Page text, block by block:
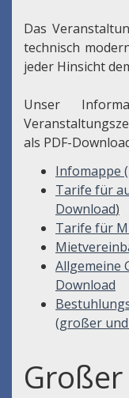
Das
technisch
jeder Hinsicht
Unser
als PDF-
Infomappe
Tarife für
Download)
Tarife für
Allgemeine
Download
(großer
Großer